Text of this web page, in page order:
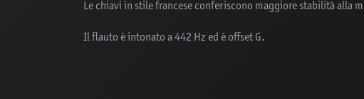
Le chiavi in stile francese conferiscono maggiore stabilità alla
Il flauto è intonato a 442 Hz ed è offset G.